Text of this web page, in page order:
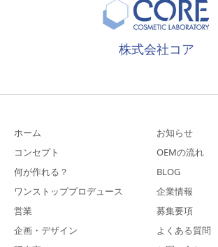
株式会社コア
ホーム
コンセプト
何が作れる？
ワンストッププロデュース
営業
企画・デザイン
お知らせ
OEMの流れ
BLOG
企業情報
募集要項
よくある質問